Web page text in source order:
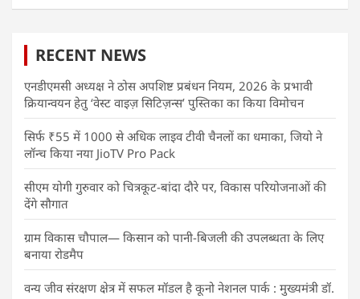
RECENT NEWS
एनडीएमसी अध्यक्ष ने ठोस अपशिष्ट प्रबंधन नियम, 2026 के प्रभावी
क्रियान्वयन हेतु ‘वेस्ट वाइज़ सिटिज़न्स’ पुस्तिका का किया विमोचन
सिर्फ ₹55 में 1000 से अधिक लाइव टीवी चैनलों का धमाका, जियो ने
लॉन्च किया नया JioTV Pro Pack
सीएम योगी गुरुवार को चित्रकूट-बांदा दौरे पर, विकास परियोजनाओं की
देंगे सौगात
ग्राम विकास चौपाल— किसान को पानी-बिजली की उपलब्धता के लिए
बनाया रोडमैप
वन्य जीव संरक्षण क्षेत्र में सफल मॉडल है कूनो नेशनल पार्क : मुख्यमंत्री डॉ.